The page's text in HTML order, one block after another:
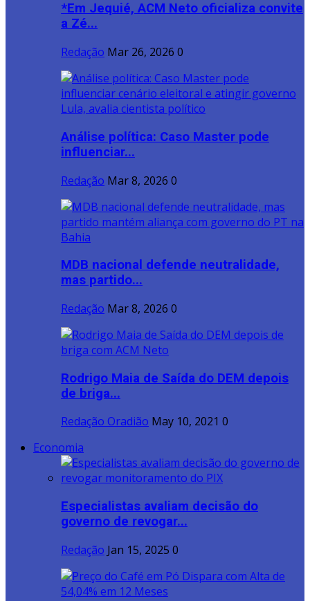
*Em Jequié, ACM Neto oficializa convite
a Zé...
Redação Mar 26, 2026 0
Análise política: Caso Master pode
influenciar...
Redação Mar 8, 2026 0
MDB nacional defende neutralidade,
mas partido...
Redação Mar 8, 2026 0
Rodrigo Maia de Saída do DEM depois
de briga...
Redação Oradião May 10, 2021 0
Economia
Especialistas avaliam decisão do
governo de revogar...
Redação Jan 15, 2025 0